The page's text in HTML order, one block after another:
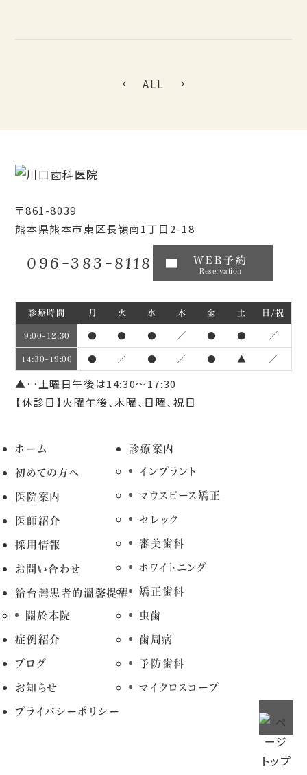
ALL
〒861-8039
熊本県熊本市東区長嶺南1丁目2-18
096-383-8118 WEB予約
Reservation
診療時間 月 火 水 木 金 土 日/祝
9:00~12:30 ● ● ● ／ ● ● ／
14:30~19:00 ● ／ ● ／ ● ▲ ／
▲…土曜日午後は14:30～17:30
【休診日】火曜午後、木曜、日曜、祝日
ホーム
初めての方へ
医院案内
医師紹介
採用情報
お問い合わせ
給台灣患者的溫馨提醒
關於本院
症例紹介
ブログ
お知らせ
プライバシーポリシー
診療案内
インプラント
マウスピース矯正
セレック
審美歯科
ホワイトニング
矯正歯科
虫歯
歯周病
予防歯科
マイクロスコープ